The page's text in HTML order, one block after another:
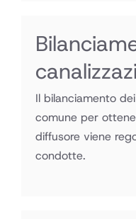
Il bilanciamento
comune per
diffusore viene
condotte.